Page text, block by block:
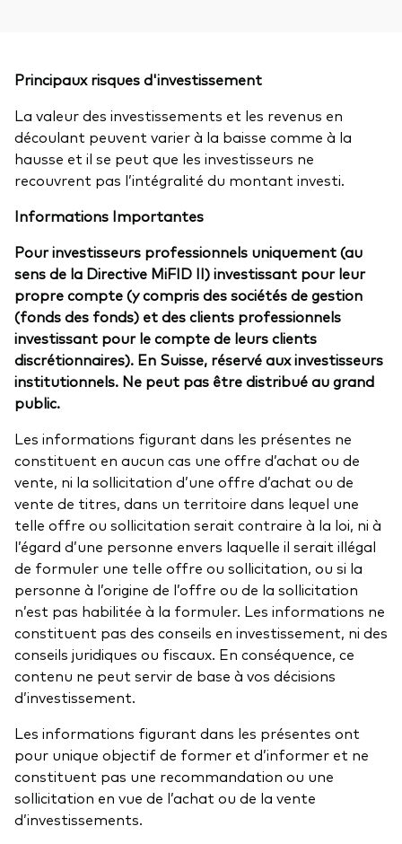
Principaux risques d'investissement
La valeur des investissements et les revenus en
découlant peuvent varier à la baisse comme à la
hausse et il se peut que les investisseurs ne
recouvrent pas l’intégralité du montant investi.
Informations Importantes
Pour investisseurs professionnels uniquement (au
sens de la Directive MiFID II) investissant pour leur
propre compte (y compris des sociétés de gestion
(fonds des fonds) et des clients professionnels
investissant pour le compte de leurs clients
discrétionnaires). En Suisse, réservé aux investisseurs
institutionnels. Ne peut pas être distribué au grand
public.
Les informations figurant dans les présentes ne
constituent en aucun cas une offre d’achat ou de
vente, ni la sollicitation d’une offre d’achat ou de
vente de titres, dans un territoire dans lequel une
telle offre ou sollicitation serait contraire à la loi, ni à
l’égard d’une personne envers laquelle il serait illégal
de formuler une telle offre ou sollicitation, ou si la
personne à l’origine de l’offre ou de la sollicitation
n’est pas habilitée à la formuler. Les informations ne
constituent pas des conseils en investissement, ni des
conseils juridiques ou fiscaux. En conséquence, ce
contenu ne peut servir de base à vos décisions
d’investissement.
Les informations figurant dans les présentes ont
pour unique objectif de former et d’informer et ne
constituent pas une recommandation ou une
sollicitation en vue de l’achat ou de la vente
d’investissements.